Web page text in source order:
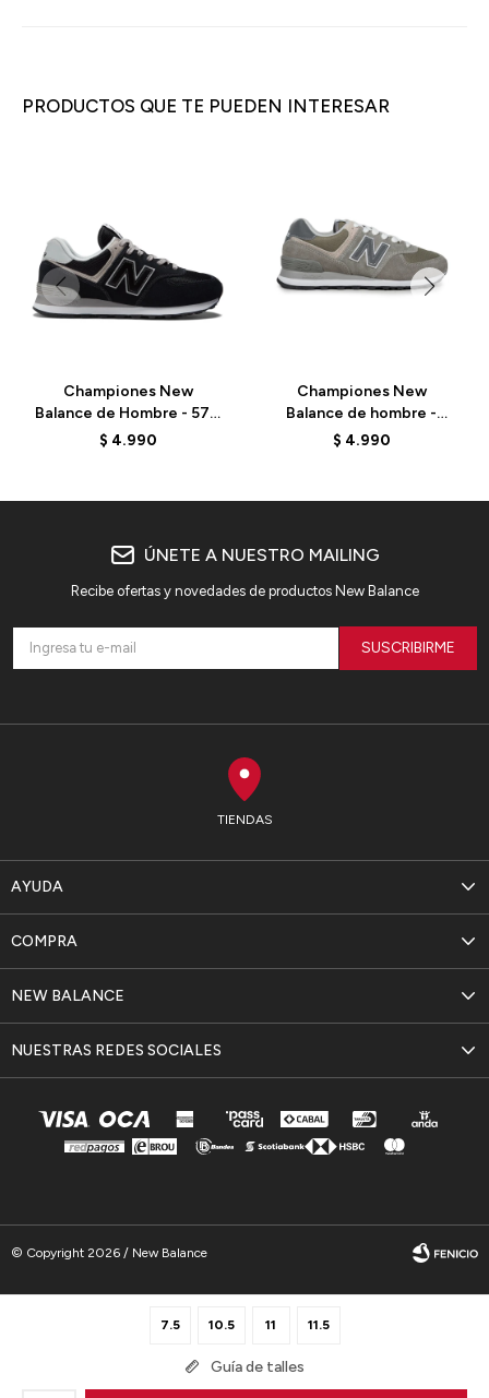
7.5 10.5 11 11.5
Guía de talles
PRODUCTOS QUE TE PUEDEN INTERESAR
Championes New
Balance de Hombre - 574
- ML574EVB - BLACK
$ 4.990
Championes New
Balance de hombre -
ML574BBR - GREY
$ 4.990
TIENDAS
AYUDA
NEW BALANCE
COMPRA
NUESTRAS REDES SOCIALES
ÚNETE A NUESTRO MAILING
Recibe ofertas y novedades de productos New Balance
SUSCRIBIRME
© Copyright 2026 / New Balance